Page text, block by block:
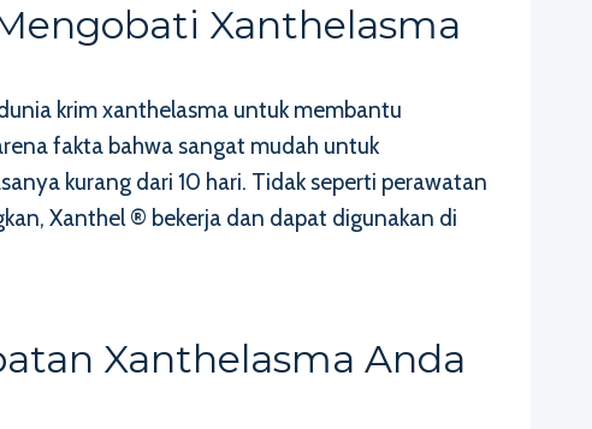
Xanthelasma
krim xanthelasma untuk membantu
fakta bahwa sangat mudah untuk
kurang dari 10 hari. Tidak seperti perawatan
Xanthel ® bekerja dan dapat digunakan di
Xanthelasma Anda